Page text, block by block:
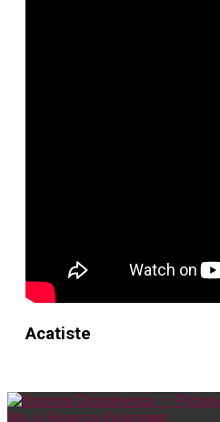
Acatiste
Noi și Biserica Pelerinaje